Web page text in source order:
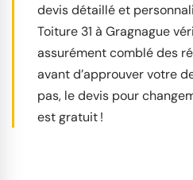
devis détaillé et
Toiture 31 à Gragnague
assurément comblé des
avant d’approuver votre
pas, le devis pour
est gratuit !